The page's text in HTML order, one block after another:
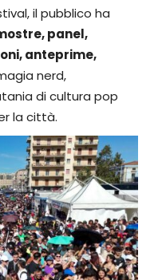
il pubblico ha
panel,
anteprime,
nerd,
di cultura pop
la città.